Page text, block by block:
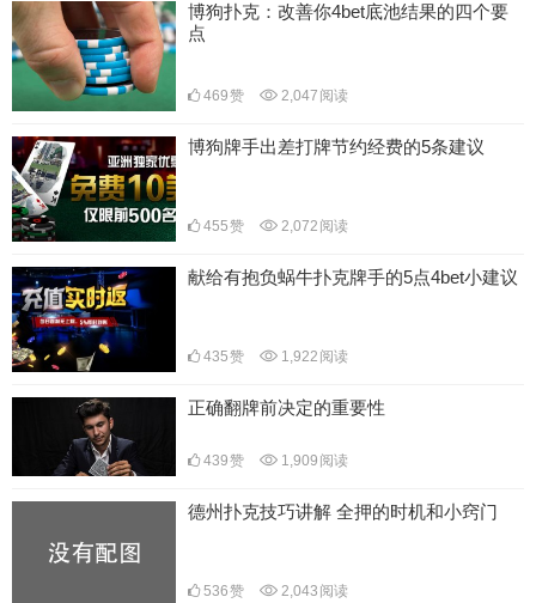
博狗扑克：改善你4bet底池结果的四个要
点
469赞 2,047 阅读
博狗牌手出差打牌节约经费的5条建议
455赞 2,072 阅读
献给有抱负蜗牛扑克牌手的5点4bet小建议
435赞 1,922 阅读
正确翻牌前决定的重要性
439赞 1,909 阅读
德州扑克技巧讲解 全押的时机和小窍门
536赞 2,043 阅读